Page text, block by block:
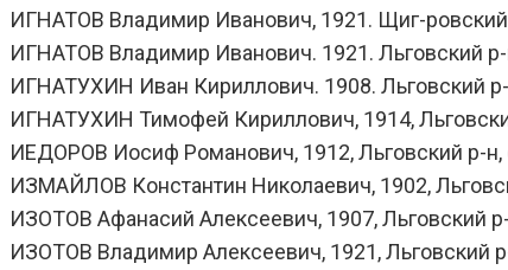
ИГНАТОВ Владимир Иванович, 1921. Щиг-
ИГНАТОВ Владимир Иванович. 1921. Льговский р-
ИГНАТУХИН Иван Кириллович. 1908. Льговский
ИГНАТУХИН Тимофей Кириллович, 1914,
ИЕДОРОВ Иосиф Романович, 1912, Льговский р-н,
ИЗМАЙЛОВ Константин Николаевич, 1902,
ИЗОТОВ Афанасий Алексеевич, 1907, Льговский
ИЗОТОВ Владимир Алексеевич, 1921, Льговский